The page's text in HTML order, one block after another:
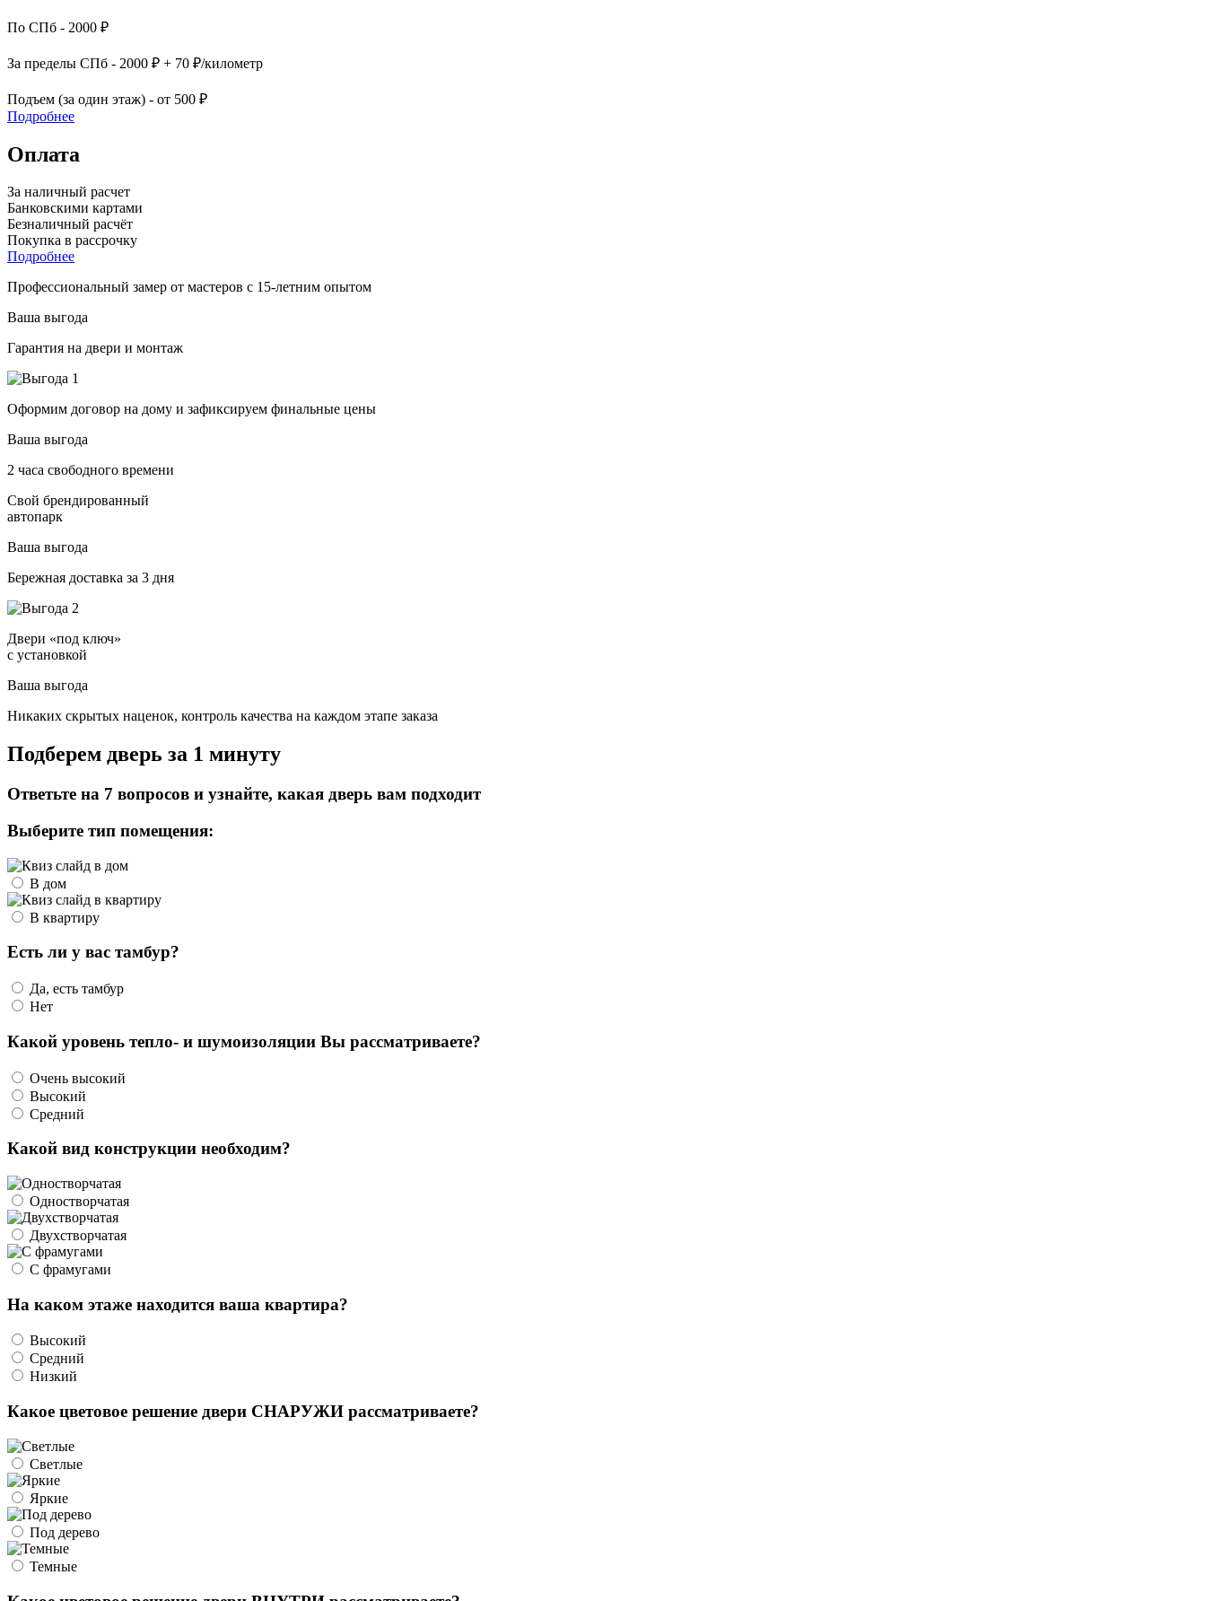
По СПб - 2000 ₽
За пределы СПб - 2000 ₽ + 70 ₽/километр
Подъем (за один этаж) - от 500 ₽
Подробнее
Оплата
За наличный расчет
Банковскими картами
Безналичный расчёт
Покупка в рассрочку
Подробнее
Профессиональный замер от мастеров с 15-летним опытом
Ваша выгода
Гарантия на двери и монтаж
Оформим договор на дому и зафиксируем финальные цены
Ваша выгода
2 часа свободного времени
Свой брендированный
автопарк
Ваша выгода
Бережная доставка за 3 дня
Двери «под ключ»
с установкой
Ваша выгода
Никаких скрытых наценок, контроль качества на каждом этапе заказа
Подберем дверь за 1 минуту
Ответьте на 7 вопросов и узнайте, какая дверь вам подходит
Выберите тип помещения:
В дом
В квартиру
Есть ли у вас тамбур?
Да, есть тамбур
Нет
Какой уровень тепло- и шумоизоляции Вы рассматриваете?
Очень высокий
Высокий
Средний
Какой вид конструкции необходим?
Одностворчатая
Двухстворчатая
С фрамугами
На каком этаже находится ваша квартира?
Высокий
Средний
Низкий
Какое цветовое решение двери СНАРУЖИ рассматриваете?
Светлые
Яркие
Под дерево
Темные